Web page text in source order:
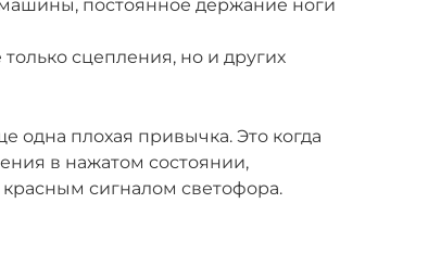
постоянное держание ноги
сцепления, но и других
одна плохая привычка. Это когда
в нажатом состоянии,
сигналом светофора.